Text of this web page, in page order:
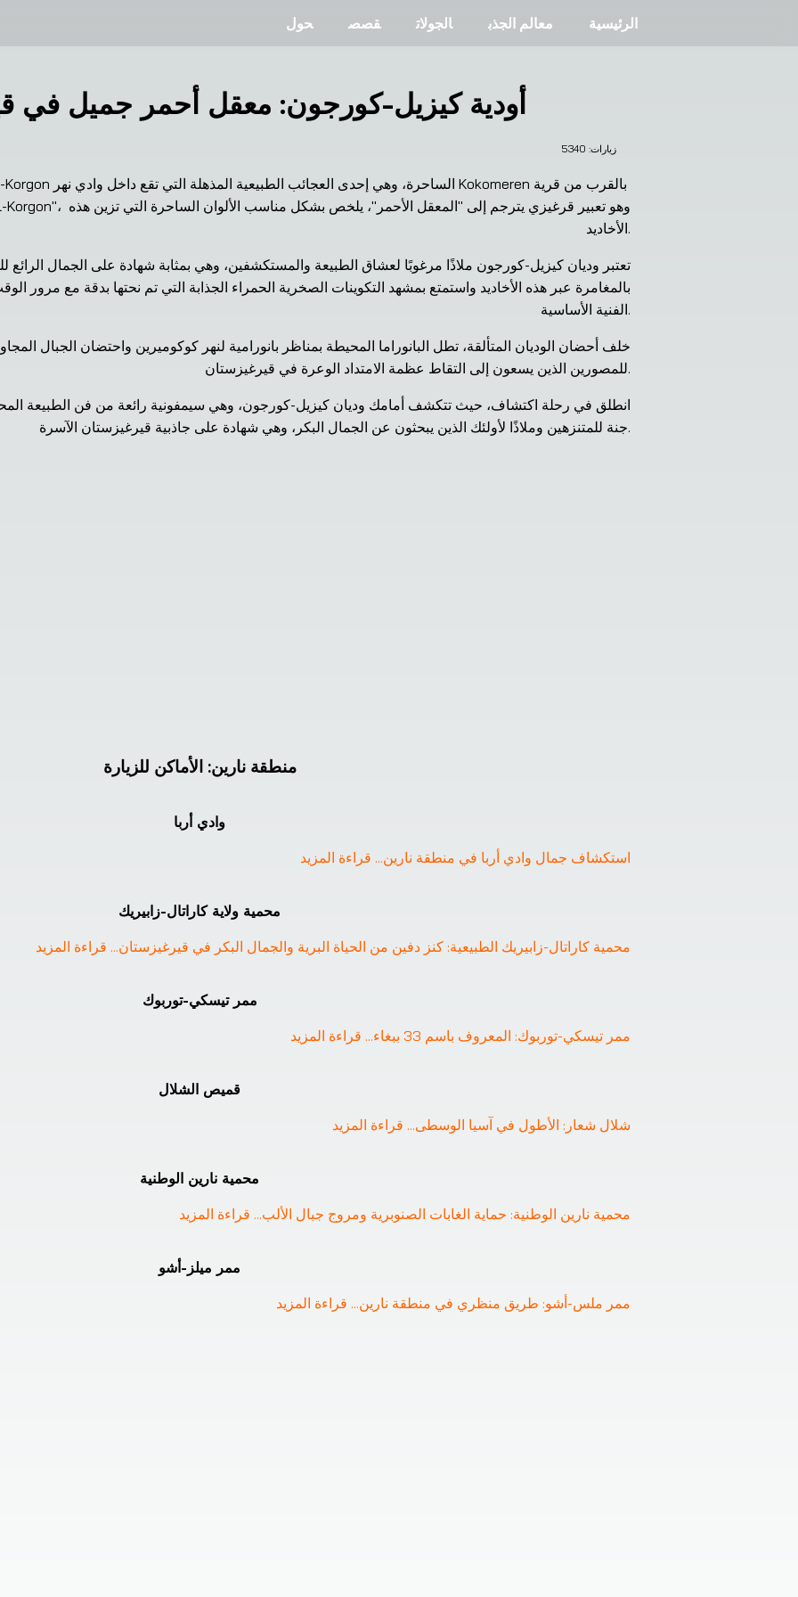
الرئيسية معالم الجذب الجولات قصص حول
أودية كيزيل-كورجون: معقل أحمر جميل في
زيارات: 5340
الأخاديد.
الفنية الأساسية.
للمصورين الذين يسعون إلى التقاط عظمة الامتداد الوعرة في قيرغيزستان.
جنة للمتنزهين وملاذًا لأولئك الذين يبحثون عن الجمال البكر، وهي شهادة على جاذبية قيرغيزستان الآسرة.
منطقة نارين:الأماكن للزيارة
وادي أربا
استكشاف جمال وادي أربا في منطقة نارين... قراءة المزيد
محمية ولاية كاراتال-زابيريك
محمية كاراتال-زابيريك الطبيعية: كنز دفين من الحياة البرية والجمال البكر في قيرغيزستان... قراءة المزيد
ممر تيسكي-توربوك
ممر تيسكي-توربوك: المعروف باسم 33 ببغاء
... قراءة المزيد
قميص الشلال
شلال شعار: الأطول في آسيا الوسطى... قراءة المزيد
محمية نارين الوطنية
محمية نارين الوطنية: حماية الغابات الصنوبرية ومروج جبال الألب... قراءة المزيد
ممر ميلز-أشو
ممر ملس-أشو: طريق منظري في منطقة نارين... قراءة المزيد